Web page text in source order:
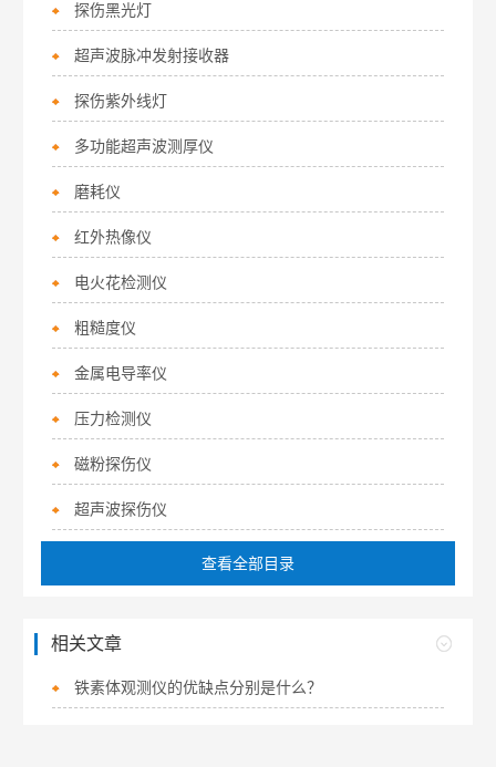
探伤黑光灯
超声波脉冲发射接收器
探伤紫外线灯
多功能超声波测厚仪
磨耗仪
红外热像仪
电火花检测仪
粗糙度仪
金属电导率仪
压力检测仪
磁粉探伤仪
超声波探伤仪
查看全部目录
相关文章
铁素体观测仪的优缺点分别是什么？